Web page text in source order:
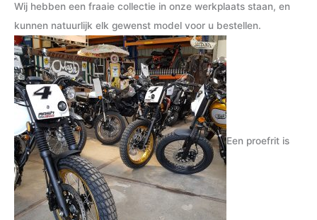
Wij hebben een fraaie collectie in onze werkplaats staan, en
kunnen natuurlijk elk gewenst model voor u bestellen.
Een proefrit is